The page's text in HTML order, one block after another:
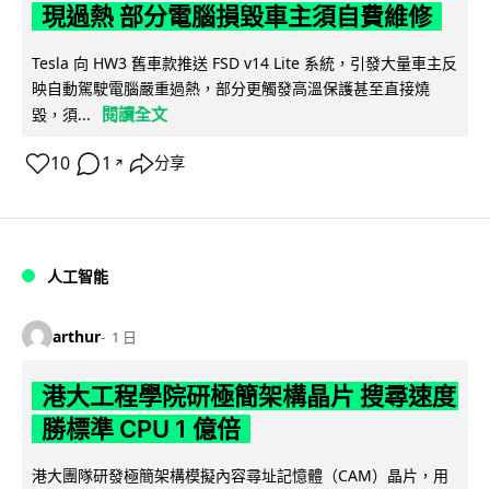
現過熱 部分電腦損毀車主須自費維修
Tesla 向 HW3 舊車款推送 FSD v14 Lite 系統，引發大量車主反
映自動駕駛電腦嚴重過熱，部分更觸發高溫保護甚至直接燒
毀，須...
閱讀全文
10 1 ↗ 分享
人工智能
arthur 1 日
港大工程學院研極簡架構晶片 搜尋速度
勝標準 CPU 1 億倍
港大團隊研發極簡架構模擬內容尋址記憶體（CAM）晶片，用